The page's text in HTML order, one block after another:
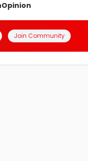
Opinion
Join Community